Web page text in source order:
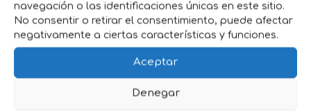
navegación o las identificaciones únicas en este sitio.
No consentir o retirar el consentimiento, puede afectar
negativamente a ciertas características y funciones.
Aceptar
Denegar